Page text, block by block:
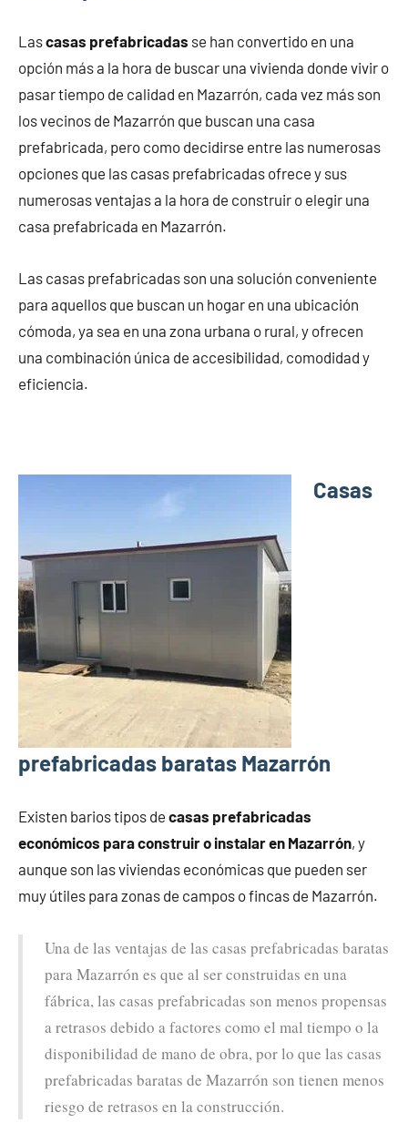
Lascasas prefabricadas se han convertido en una
opción más a la hora de buscar una vivienda donde vivir o
pasar tiempo de calidad en Mazarrón, cada vez más son
los vecinos de Mazarrón que buscan una casa
prefabricada, pero como decidirse entre las numerosas
opciones que las casas prefabricadas ofrece y sus
numerosas ventajas a la hora de construir o elegir una
casa prefabricada en Mazarrón.
Las casas prefabricadas son una solución conveniente
para aquellos que buscan un hogar en una ubicación
cómoda, ya sea en una zona urbana o rural, y ofrecen
una combinación única de accesibilidad, comodidad y
eficiencia.
Casas
prefabricadas baratas Mazarrón
Existen barios tipos de casas prefabricadas
económicos para construir o instalar en Mazarrón, y
aunque son las viviendas económicas que pueden ser
muy útiles para zonas de campos o fincas de Mazarrón.
Una de las ventajas de las casas prefabricadas baratas
para Mazarrón es que al ser construidas en una
fábrica, las casas prefabricadas son menos propensas
a retrasos debido a factores como el mal tiempo o la
disponibilidad de mano de obra, por lo que las casas
prefabricadas baratas de Mazarrón son tienen menos
riesgo de retrasos en la construcción.